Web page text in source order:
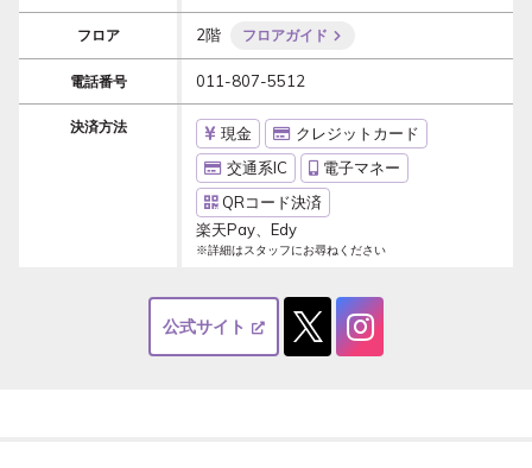
フロア 2階 フロアガイド
電話番号 011-807-5512
決済方法 現金
クレジットカード
交通系IC
電子マネー
QRコード決済
楽天Pay、Edy
※詳細はスタッフにお尋ねください
公式サイト